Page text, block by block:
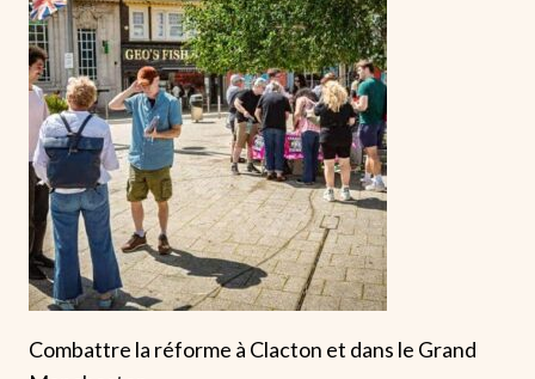
Combattre la réforme à Clacton et dans le Grand